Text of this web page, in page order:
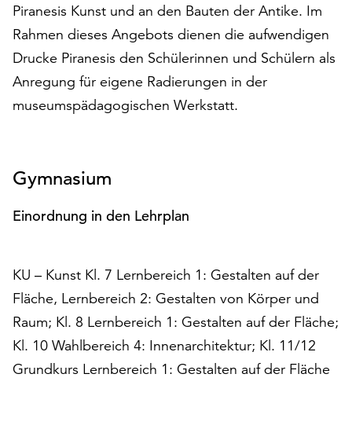
Schaltfläche
„Cookie-
Einstellungen“
zur
Verfügung.
Funktionale
ohne
Einverständnis
Möchten
Sie
die
verwendeten
Cookies
anpassen,
Piranesis Kunst und an den Bauten der Antike. Im
Rahmen dieses Angebots dienen die aufwendigen
Drucke Piranesis den Schülerinnen und Schülern als
Anregung für eigene Radierungen in der
museumspädagogischen Werkstatt.
Gymnasium
Einordnung in den Lehrplan
KU – Kunst Kl. 7 Lernbereich 1: Gestalten auf der
Fläche, Lernbereich 2: Gestalten von Körper und
Raum; Kl. 8 Lernbereich 1: Gestalten auf der Fläche;
Kl. 10 Wahlbereich 4: Innenarchitektur; Kl. 11/12
Grundkurs Lernbereich 1: Gestalten auf der Fläche